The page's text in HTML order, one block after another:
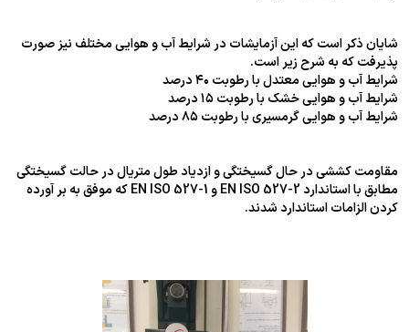
شایان ذکر است که این آزمایشات در شرایط آب و هوایی مختلف نیز صورت
پذیرفت که به شرح زیر است.
شرایط آب و هوایی معتدل با رطوبت ۴۰ درصد
شرایط آب و هوایی خشک با رطوبت ۱۵ درصد
شرایط آب و هوایی گرمسیری با رطوبت ۸۵ درصد
مقاومت کششی در حال گسیختگی و ازدیاد طول متریال در حالت گسیختگی
مطابق با استاندارد EN ISO 527-2 و EN ISO 527-1 که موفق به بر آورده
کردن الزامات استاندارد شدند.